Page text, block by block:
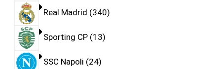
Real Madrid 340
Sporting CP 13
SSC Napoli 24